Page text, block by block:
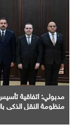
مدبولي: اتفاقية
منظومة النقل الذكي